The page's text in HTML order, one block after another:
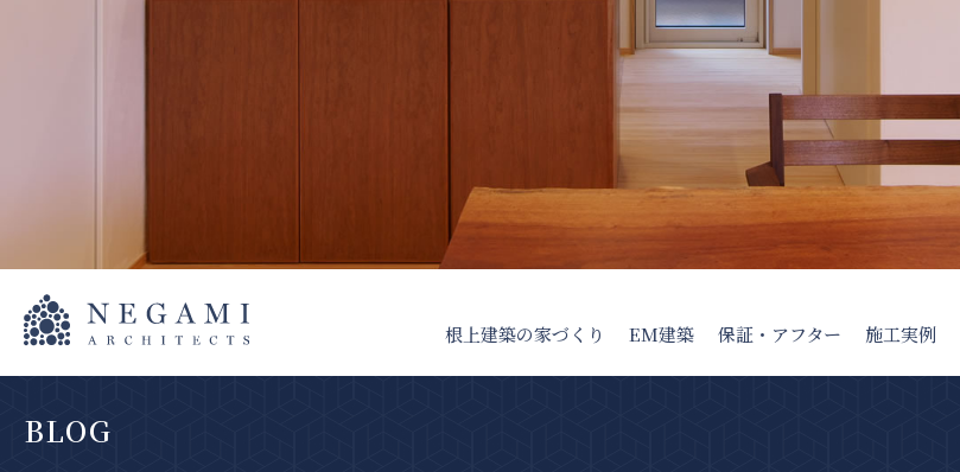
根上建築の家づくり EM建築 保証・アフター 施工実例
BLOG